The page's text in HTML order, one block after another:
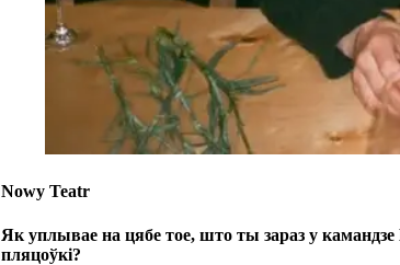
Nowy Teatr
Як уплывае на цябе тое, што ты зараз у
пляцоўкі?